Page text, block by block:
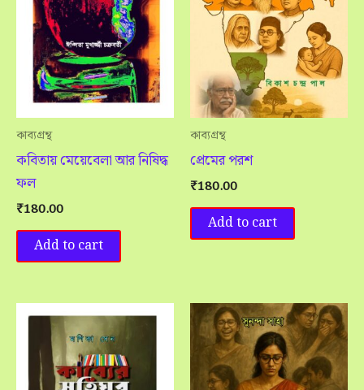
কাব্যগ্রন্থ
কবিতায় মেয়েবেলা আর নিষিদ্ধ
ফল
₹180.00
Add to cart
কাব্যগ্রন্থ
প্রেমের পরশ
₹180.00
Add to cart